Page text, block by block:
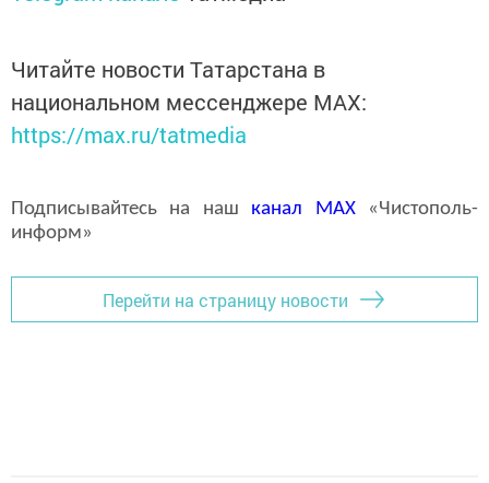
Читайте новости Татарстана в
национальном мессенджере MАХ:
https://max.ru/tatmedia
Подписывайтесь на наш канал MAX«Чистополь-
информ»
Перейти на страницу новости